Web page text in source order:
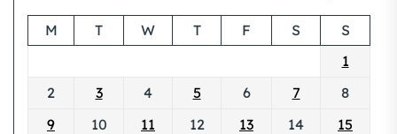
M T W T F S
S
1
2
3 4 5 6 7
8
9
10 11 12 13 14
15